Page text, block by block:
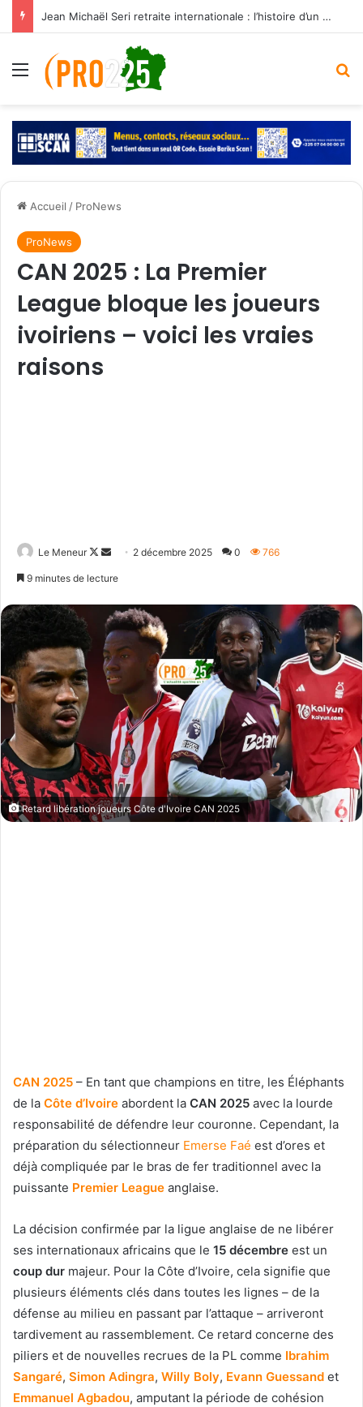
Jean Michaël Seri retraite internationale : l’histoire d’un maestro qui a marqué les Éléphants
Menu
Accueil / ProNews
ProNews
CAN 2025 : La Premier
League bloque les joueurs
ivoiriens – voici les vraies
raisons
Le Meneur
Follow
Envoyer2 décembre 2025 0 766
9 minutes de lecture
Retard libération joueurs Côte d'Ivoire CAN 2025
CAN 2025 – En tant que champions en titre, les Éléphants
de la Côte d’Ivoire abordent la CAN 2025 avec la lourde
responsabilité de défendre leur couronne. Cependant, la
préparation du sélectionneur Emerse Faé est d’ores et
déjà compliquée par le bras de fer traditionnel avec la
puissante Premier League anglaise.
La décision confirmée par la ligue anglaise de ne libérer
ses internationaux africains que le 15 décembre est un
coup dur majeur. Pour la Côte d’Ivoire, cela signifie que
plusieurs éléments clés dans toutes les lignes – de la
défense au milieu en passant par l’attaque – arriveront
tardivement au rassemblement. Ce retard concerne des
piliers et de nouvelles recrues de la PL comme Ibrahim
Sangaré, Simon Adingra, Willy Boly, Evann Guessand et
Emmanuel Agbadou, amputant la période de cohésion